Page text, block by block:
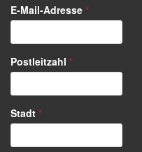
E-Mail-Adresse *
Postleitzahl *
Stadt *